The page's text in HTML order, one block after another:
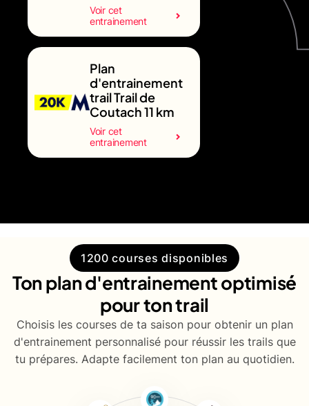
Voir cet
entrainement
Plan
d'entrainement
trail Trail de
Coutach 11 km
Voir cet
entrainement
1200 courses disponibles
Ton plan d'entrainement optimisé
pour ton trail
Choisis les courses de ta saison pour obtenir un plan
d'entrainement personnalisé pour réussir les trails que
tu prépares. Adapte facilement ton plan au quotidien.